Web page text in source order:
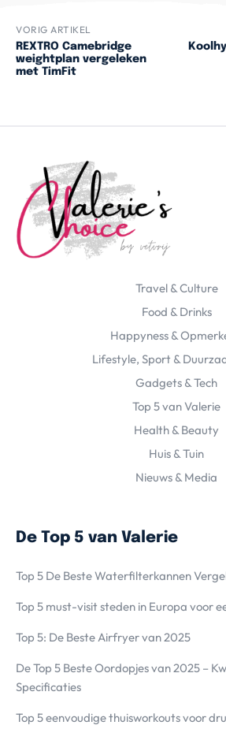
VORIG ARTIKEL
REXTRO Camebridge
weightplan vergeleken
met TimFit
Travel & Culture
Food & Drinks
Happyness &
Lifestyle, Sport &
Gadgets & Tech
Top 5 van Valerie
Health & Beauty
Huis & Tuin
Nieuws & Media
De Top 5 van Valerie
Top 5 De Beste Waterfilterkannen
Top 5 must-visit steden in Europa voor
Top 5: De Beste Airfryer van 2025
De Top 5 Beste Oordopjes van 2025 –
Specificaties
Top 5 eenvoudige thuisworkouts voor